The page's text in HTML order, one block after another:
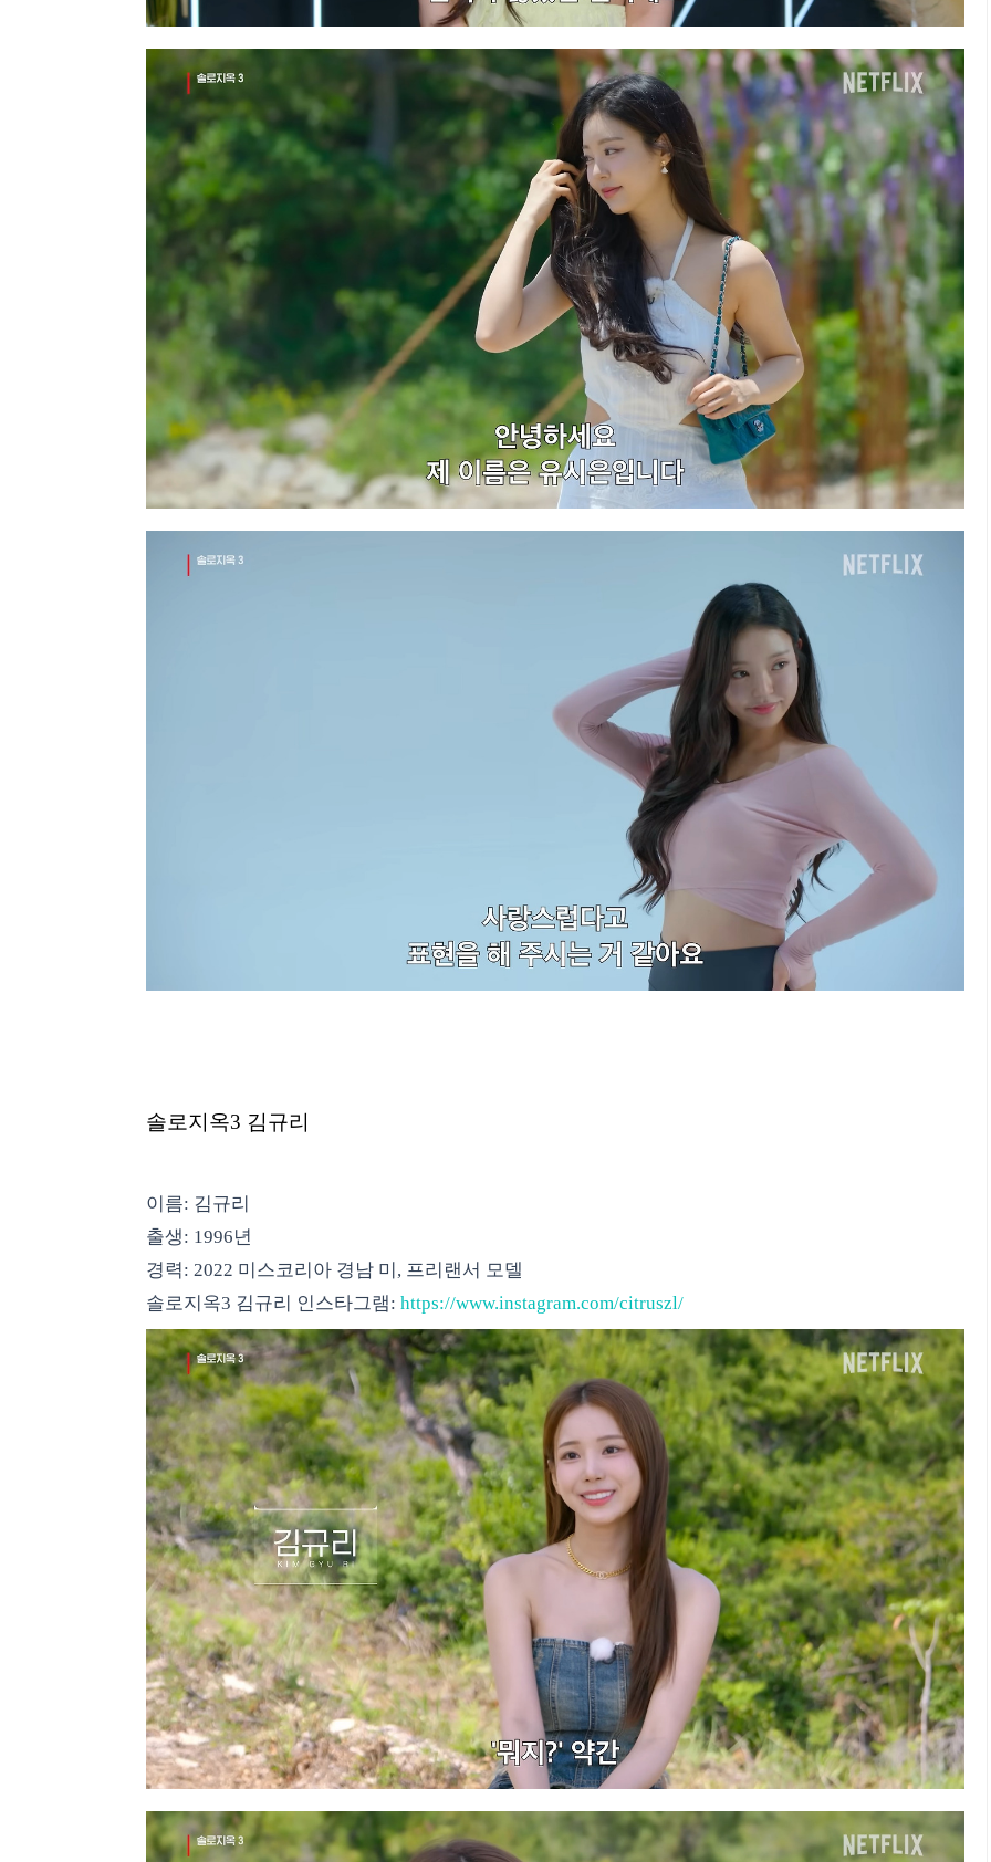
솔로지옥3 김규리
이름: 김규리
출생: 1996년
경력: 2022 미스코리아 경남 미, 프리랜서 모델
솔로지옥3 김규리 인스타그램: https://www.instagram.com/citruszl/